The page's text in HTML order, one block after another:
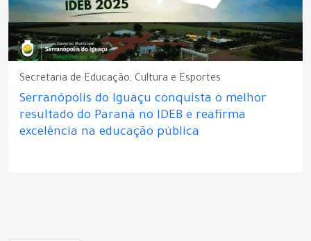
Secretaria de Educação, Cultura e Esportes
Serranópolis do Iguaçu conquista o melhor
resultado do Paraná no IDEB e reafirma
excelência na educação pública